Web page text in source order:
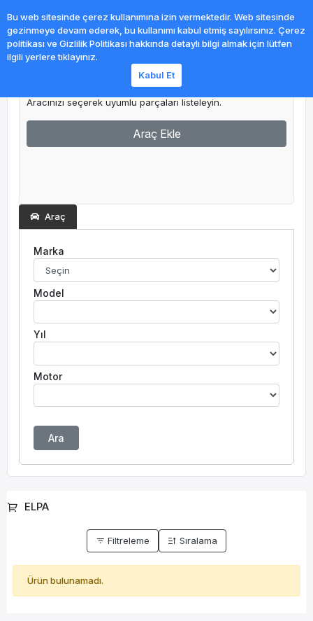
Aracınızı seçerek uyumlu parçaları listeleyin.
Araç Ekle
Araç
Marka
Model
Yıl
Motor
Ara
ELPA
Filtreleme Sıralama
Ürün bulunamadı.
Bu web sitesinde çerez kullanımına izin vermektedir. Web sitesinde
gezinmeye devam ederek, bu kullanımı kabul etmiş sayılırsınız. Çerez
politikası ve Gizlilik Politikası hakkında detaylı bilgi almak için lütfen
ilgili yerlere tıklayınız.
Kabul Et